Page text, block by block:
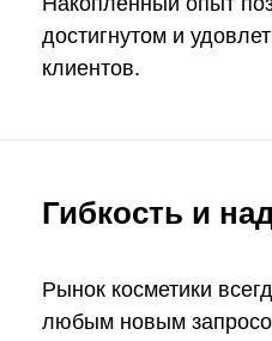
достигнутом и
клиентов.
Гибкость и
Рынок косметики
любым новым